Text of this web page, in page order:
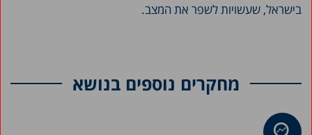
בישראל, שעשויות לשפר את המצב.
מחקרים נוספים בנושא